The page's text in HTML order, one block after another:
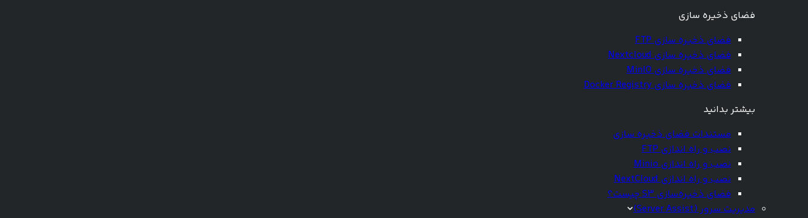
فضای ذخیره سازی
فضای ذخیره سازی FTP
فضای ذخیره سازی Nextcloud
فضای ذخیره سازی MinIO
فضای ذخیره سازی Docker Registry
بیشتر بدانید
مستندات فضای ذخیره سازی
نصب و راه اندازی FTP
نصب و راه اندازی Minio
نصب و راه اندازی NextCloud
فضای ذخیره‌سازی S3 چیست؟
مدیریت سرور (Server Assist)